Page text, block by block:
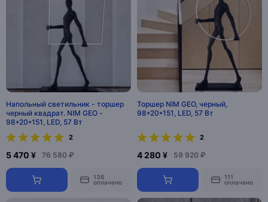
Напольный светильник - торшер
черный квадрат. NIM GEO -
98*20*151, LED, 57 Вт
2
5 470 ¥ 76 580 ₽
136
оплачено
Торшер NIM GEO, черный,
98*20*151, LED, 57 Вт
2
4 280 ¥ 59 920 ₽
111
оплачено